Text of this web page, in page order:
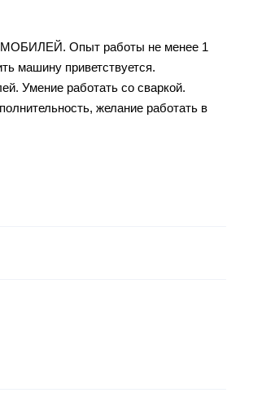
Опыт работы не менее 1
машину приветствуется.
Умение работать со сваркой.
желание работать в